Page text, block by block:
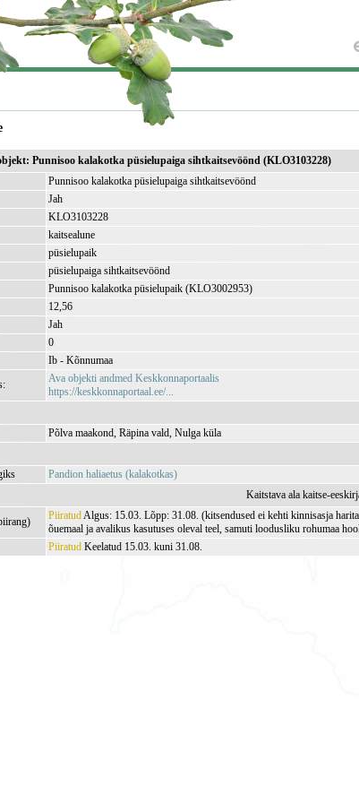
Punnisoo kalakotka püsielupaiga sihtkaitsevöönd (KLO3103228)
Punnisoo kalakotka püsielupaiga sihtkaitsevöönd
Jah
KLO3103228
kaitsealune
püsielupaik
püsielupaiga sihtkaitsevöönd
Punnisoo kalakotka püsielupaik (KLO3002953)
12,56
Jah
0
Ib - Kõnnumaa
Ava objekti andmed Keskkonnaportaalis
https://keskkonnaportaal.ee/...
Põlva maakond, Räpina vald, Nulga küla
Pandion haliaetus (kalakotkas)
Kaitstava ala kaitse-
PiiratudAlgus: 15.03. Lõpp: 31.08. (kitsendused ei kehti kinnisasja
õuemaal ja avalikus kasutuses oleval teel, samuti loodusliku rohumaa
Piiratud Keelatud 15.03. kuni 31.08.